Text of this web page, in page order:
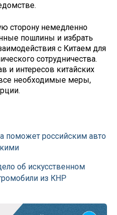
сторону немедленно
пошлины и избрать
с Китаем для
сотрудничества.
и интересов китайских
необходимые меры,
поможет российским авто
об искусственном
из КНР